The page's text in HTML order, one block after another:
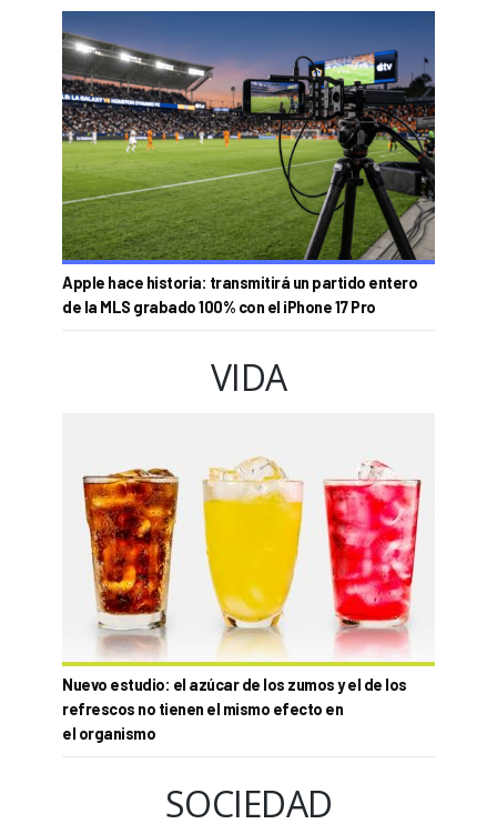
Apple hace historia: transmitirá un partido entero
de la MLS grabado 100% con el iPhone 17 Pro
VIDA
Nuevo estudio: el azúcar de los zumos y el de los
refrescos no tienen el mismo efecto en
el organismo
SOCIEDAD